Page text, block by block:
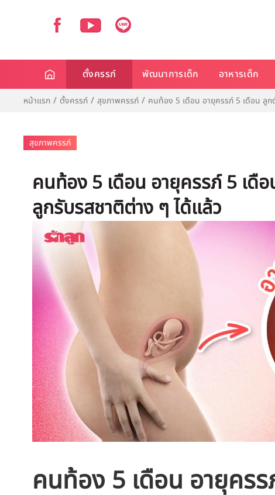
ตั้งครรภ์ พัฒนาการเด็ก อาหารเด็ก
หน้าแรก ตั้งครรภ์ สุขภาพครรภ์ คนท้อง 5 เดือน อายุครรภ์ 5 เดือน ลูก
สุขภาพครรภ์
คนท้อง 5 เดือน อายุครรภ์ 5 เดือ
ลูกรับรสชาติต่าง ๆ ได้แล้ว
คนท้อง 5 เดือน อายุคร